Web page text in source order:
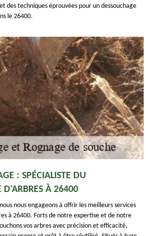
des techniques éprouvées pour un dessouchage
le 26400.
: SPÉCIALISTE DU
D'ARBRES À 26400
nous engageons à offrir les meilleurs services
à 26400. Forts de notre expertise et de notre
vos arbres avec précision et efficacité,